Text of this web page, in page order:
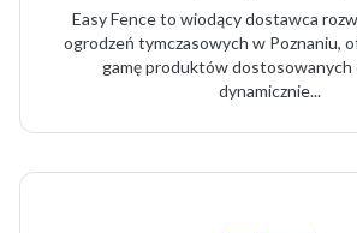
Easy Fence to wiodący dostawca
ogrodzeń tymczasowych w Poznaniu,
gamę produktów dostosowanych
dynamicznie...